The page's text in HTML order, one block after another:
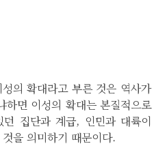
의 확대라고 부른 것은 역사가
하면 이성의 확대는 본질적으로
집단과 계급, 인민과 대륙이
을 의미하기 때문이다.